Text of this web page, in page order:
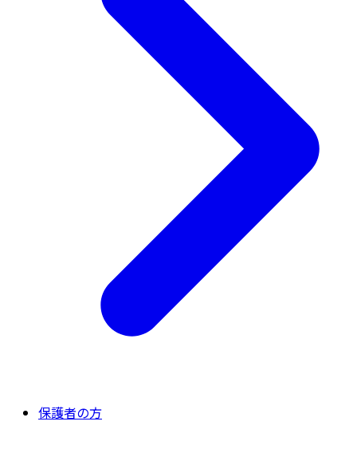
保護者の方